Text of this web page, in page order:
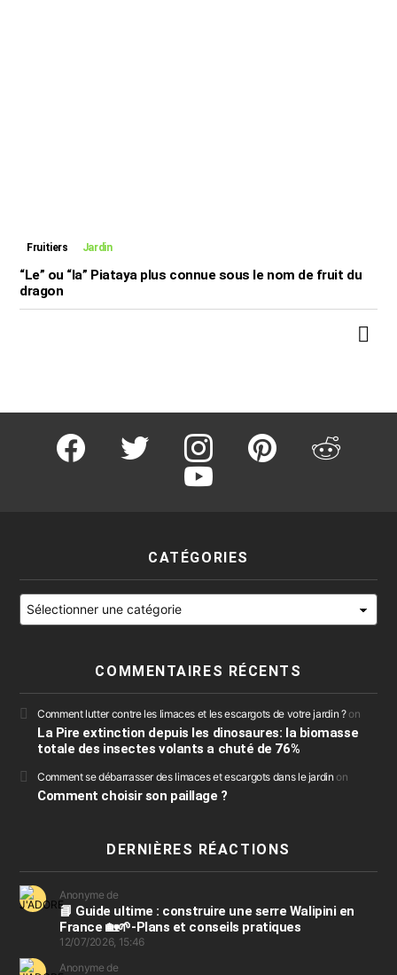
Fruitiers Jardin
“Le” ou “la” Piataya plus connue sous le nom de fruit du
dragon
facebook twitter instagram pinterest reddit
youtube
CATÉGORIES
Catégories
COMMENTAIRES RÉCENTS
Comment lutter contre les limaces et les escargots de votre jardin ?on
La Pire extinction depuis les dinosaures: la biomasse
totale des insectes volants a chuté de 76%
Comment se débarrasser des limaces et escargots dans le jardin on
Comment choisir son paillage ?
DERNIÈRES RÉACTIONS
Anonyme de
📘 Guide ultime : construire une serre Walipini en
France 🏡🌱-Plans et conseils pratiques
12/07/2026, 15:46
Anonyme de